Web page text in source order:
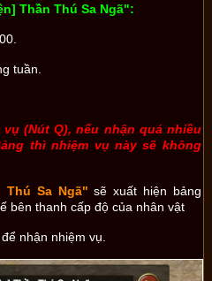
Thần Thú Sa Ngã":
tuần.
(Nút Q), nếu nhận quá nhiều
thì nhiệm vụ này sẽ không
Thú Sa Ngã" sẽ xuất hiện bảng
bên thanh cấp độ của nhân vật
để nhận nhiệm vụ.